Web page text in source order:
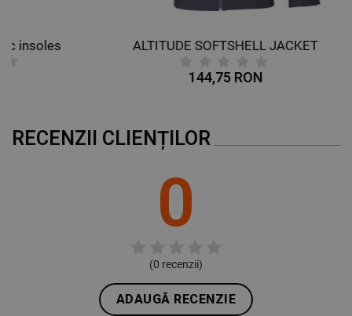
ALTITUDE SOFTSHELL JACKET
144,75 RON
RECENZII CLIENȚILOR
0
(0 recenzii)
ADAUGĂ RECENZIE